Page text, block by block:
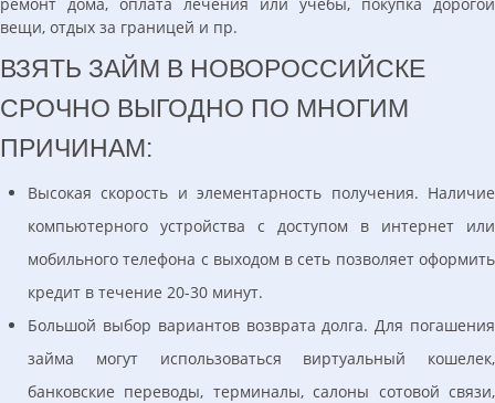
вещи, отдых за границей и пр.
ВЗЯТЬ ЗАЙМ В НОВОРОССИЙСКЕ
СРОЧНО ВЫГОДНО ПО МНОГИМ
ПРИЧИНАМ:
Высокая скорость и элементарность получения. Наличие
компьютерного устройства с доступом в интернет или
мобильного телефона с выходом в сеть позволяет оформить
кредит в течение 20-30 минут.
Большой выбор вариантов возврата долга. Для погашения
займа могут использоваться виртуальный кошелек,
банковские переводы, терминалы, салоны сотовой связи,